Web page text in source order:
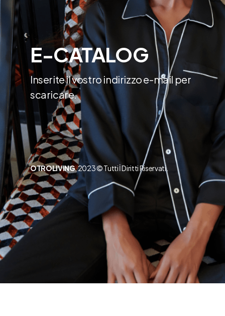
E-CATALOG
Inserite il vostro indirizzo e-mail per
scaricare.
OTROLIVING2023 © Tutti İ Diritti Riservati.